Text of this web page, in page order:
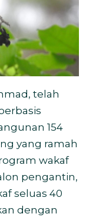
telah
154
yang ramah
wakaf
pengantin,
seluas 40
dengan